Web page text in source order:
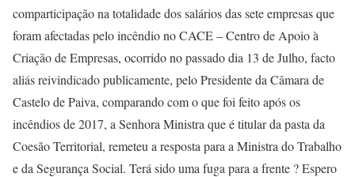
comparticipação na totalidade dos salários das sete empresas que
foram afectadas pelo incêndio no CACE – Centro de Apoio à
Criação de Empresas, ocorrido no passado dia 13 de Julho, facto
aliás reivindicado publicamente, pelo Presidente da Câmara de
Castelo de Paiva, comparando com o que foi feito após os
incêndios de 2017, a Senhora Ministra que é titular da pasta da
Coesão Territorial, remeteu a resposta para a Ministra do Trabalho
e da Segurança Social. Terá sido uma fuga para a frente ? Espero